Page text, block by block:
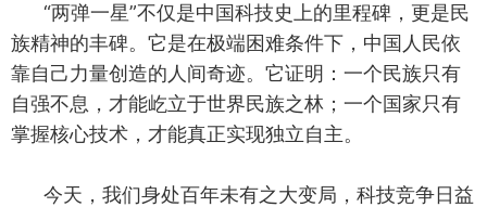
“两弹一星”不仅是中国科技史上的里程碑，更是民
族精神的丰碑。它是在极端困难条件下，中国人民依
靠自己力量创造的人间奇迹。它证明：一个民族只有
自强不息，才能屹立于世界民族之林；一个国家只有
掌握核心技术，才能真正实现独立自主。
今天，我们身处百年未有之大变局，科技竞争日益